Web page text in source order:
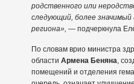
родственного или
следующий, более значимый
региона», — подчеркнула
По словам врио министра
области Армена Беняна,
помещений и отделения